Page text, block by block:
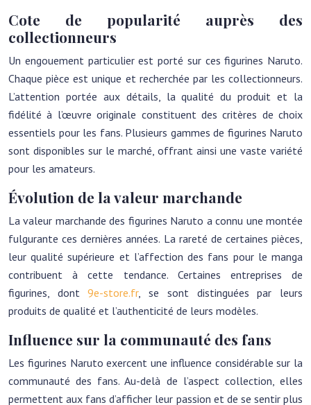
Cote de popularité auprès des
collectionneurs
Un engouement particulier est porté sur ces figurines Naruto.
Chaque pièce est unique et recherchée par les collectionneurs.
L’attention portée aux détails, la qualité du produit et la
fidélité à l’œuvre originale constituent des critères de choix
essentiels pour les fans. Plusieurs gammes de figurines Naruto
sont disponibles sur le marché, offrant ainsi une vaste variété
pour les amateurs.
Évolution de la valeur marchande
La valeur marchande des figurines Naruto a connu une montée
fulgurante ces dernières années. La rareté de certaines pièces,
leur qualité supérieure et l’affection des fans pour le manga
contribuent à cette tendance. Certaines entreprises de
figurines, dont9e-store.fr, se sont distinguées par leurs
produits de qualité et l’authenticité de leurs modèles.
Influence sur la communauté des fans
Les figurines Naruto exercent une influence considérable sur la
communauté des fans. Au-delà de l’aspect collection, elles
permettent aux fans d’afficher leur passion et de se sentir plus